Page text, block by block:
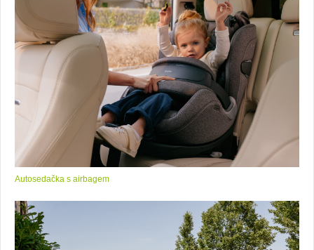
Autosedačka s airbagem